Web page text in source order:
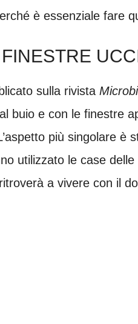
è essenziale fare
sulla rivista
buio e con le finestre
più singolare è
utilizzato le case
a vivere con il